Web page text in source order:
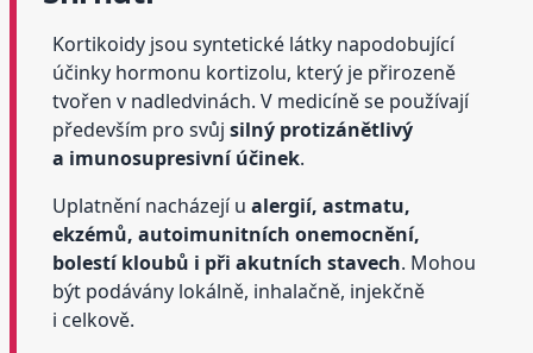
Kortikoidy jsou syntetické látky napodobující
účinky hormonu kortizolu, který je přirozeně
tvořen v nadledvinách. V medicíně se používají
především pro svůj silný protizánětlivý
a imunosupresivní účinek.
Uplatnění nacházejí u alergií, astmatu,
ekzémů, autoimunitních onemocnění,
bolestí kloubů i při akutních stavech. Mohou
být podávány lokálně, inhalačně, injekčně
i celkově.